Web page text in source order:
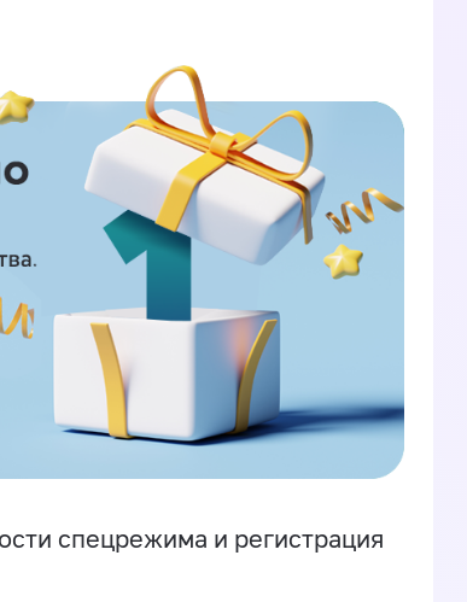
спецрежима и регистрация